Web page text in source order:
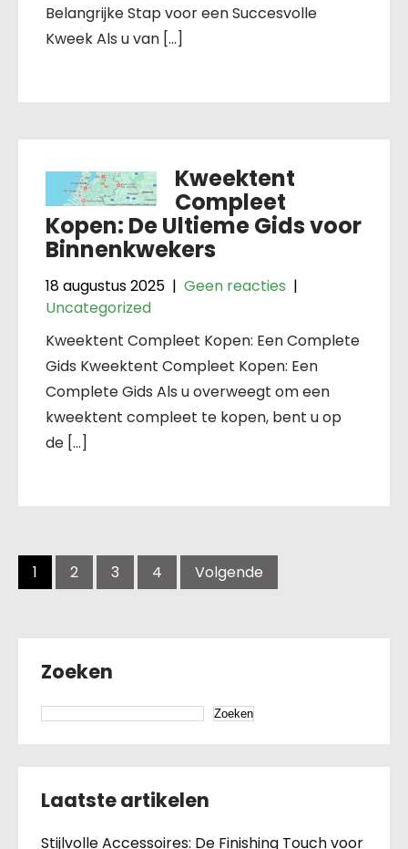
Belangrijke Stap voor een Succesvolle
Kweek Als u van […]
Kweektent
Compleet
Kopen: De Ultieme Gids voor
Binnenkwekers
18 augustus 2025 | Geen reacties |
Uncategorized
Kweektent Compleet Kopen: Een Complete
Gids Kweektent Compleet Kopen: Een
Complete Gids Als u overweegt om een
kweektent compleet te kopen, bent u op
de […]
Berichten
navigatie
1 2 3 4 Volgende
Zoeken
Zoeken
Laatste artikelen
Stijlvolle Accessoires: De Finishing Touch voor